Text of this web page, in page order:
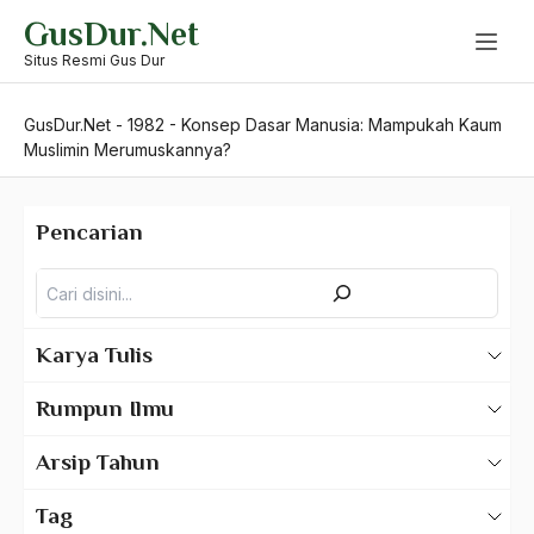
content
GusDur.Net
Situs Resmi Gus Dur
GusDur.Net - 1982 - Konsep Dasar Manusia: Mampukah Kaum
Muslimin Merumuskannya?
Pencarian
Karya Tulis
Rumpun Ilmu
Arsip Tahun
Tag